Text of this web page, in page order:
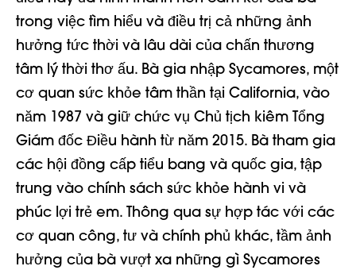
trong việc tìm hiểu và điều trị cả những ảnh
hưởng tức thời và lâu dài của chấn thương
tâm lý thời thơ ấu. Bà gia nhập Sycamores, một
cơ quan sức khỏe tâm thần tại California, vào
năm 1987 và giữ chức vụ Chủ tịch kiêm Tổng
Giám đốc Điều hành từ năm 2015. Bà tham gia
các hội đồng cấp tiểu bang và quốc gia, tập
trung vào chính sách sức khỏe hành vi và
phúc lợi trẻ em. Thông qua sự hợp tác với các
cơ quan công, tư và chính phủ khác, tầm ảnh
hưởng của bà vượt xa những gì Sycamores